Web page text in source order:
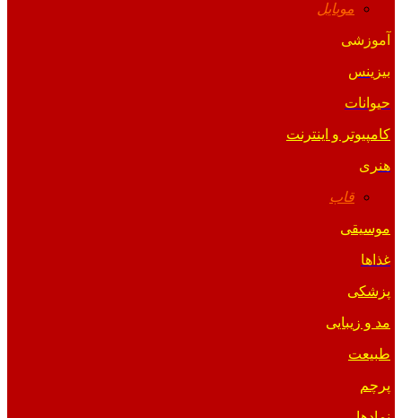
موبایل
آموزشی
بیزینس
حیوانات
کامپیوتر و اینترنت
هنری
قاب
موسیقی
غذاها
پزشکی
مد و زیبایی
طبیعت
پرچم